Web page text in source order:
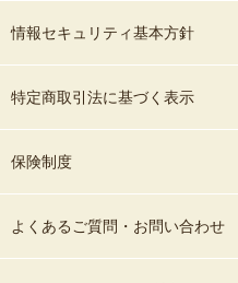
情報セキュリティ基本方針
特定商取引法に基づく表示
保険制度
よくあるご質問・お問い合わせ